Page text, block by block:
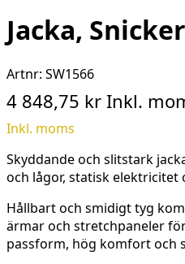
Jacka,
Artnr: SW1566
4 848,75 kr Inkl.
Inkl. moms
Skyddande och slitstark
och lågor, statisk elektricitet
Hållbart och smidigt tyg
ärmar och stretchpaneler
passform, hög komfort och